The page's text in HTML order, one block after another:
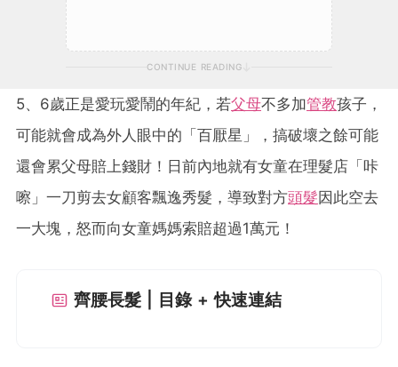
CONTINUE READING
5、6歲正是愛玩愛鬧的年紀，若父母不多加管教孩子，
可能就會成為外人眼中的「百厭星」，搞破壞之餘可能
還會累父母賠上錢財！日前內地就有女童在理髮店「咔
嚓」一刀剪去女顧客飄逸秀髮，導致對方頭髮因此空去
一大塊，怒而向女童媽媽索賠超過1萬元！
齊腰長髮 | 目錄 + 快速連結